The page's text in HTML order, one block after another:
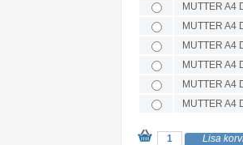
MUTTER A4
MUTTER A4
MUTTER A4
MUTTER A4
MUTTER A4
MUTTER A4